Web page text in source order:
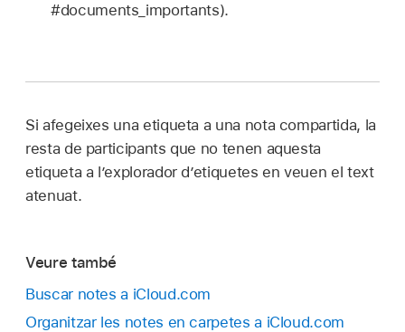
#documents_importants).
Si afegeixes una etiqueta a una nota compartida, la
resta de participants que no tenen aquesta
etiqueta a l’explorador d’etiquetes en veuen el text
atenuat.
Veure també
Buscar notes a iCloud.com
Organitzar les notes en carpetes a iCloud.com